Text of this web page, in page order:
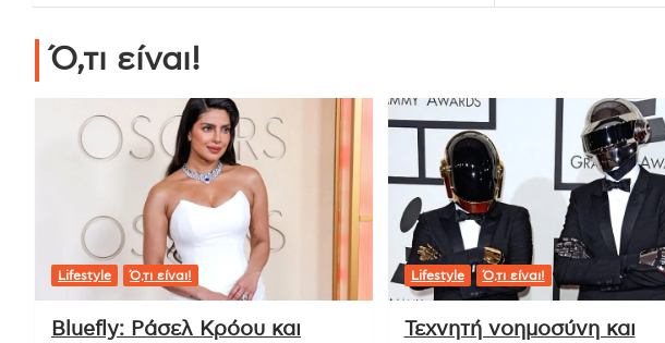
Ό,τι είναι!
Lifestyle Ό,τι είναι!
Bluefly: Ράσελ Κρόου και
Lifestyle Ό,τι είναι!
Τεχνητή νοημοσύνη και